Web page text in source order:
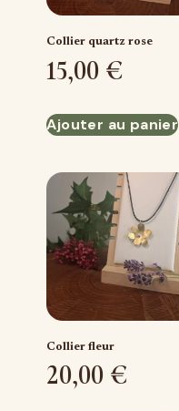
Collier quartz rose
15,00 €
Ajouter au panier
Collier fleur
20,00 €